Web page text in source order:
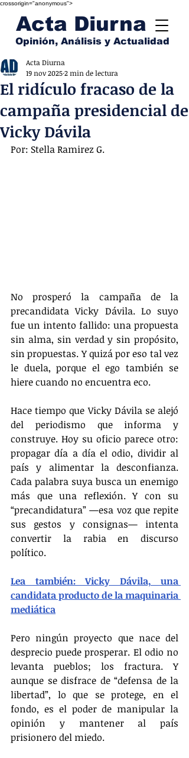
crossorigin="anonymous">
Acta Diurna
Opinión, Análisis y Actualidad
El ridículo fracaso de la
campaña presidencial de
Vicky Dávila
Acta Diurna
19 nov 20252 min de lectura
Por: Stella Ramirez G.
No prosperó la campaña de la
precandidata Vicky Dávila. Lo suyo
fue un intento fallido: una propuesta
sin alma, sin verdad y sin propósito,
sin propuestas. Y quizá por eso tal vez
le duela, porque el ego también se
hiere cuando no encuentra eco.
Hace tiempo que Vicky Dávila se alejó
del periodismo que informa y
construye. Hoy su oficio parece otro:
propagar día a día el odio, dividir al
país y alimentar la desconfianza.
Cada palabra suya busca un enemigo
más que una reflexión. Y con su
“precandidatura” —esa voz que repite
sus gestos y consignas— intenta
convertir la rabia en discurso
político.
Lea también: Vicky Dávila, una
candidata producto de la maquinaria
mediática
Pero ningún proyecto que nace del
desprecio puede prosperar. El odio no
levanta pueblos; los fractura. Y
aunque se disfrace de “defensa de la
libertad”, lo que se protege, en el
fondo, es el poder de manipular la
opinión y mantener al país
prisionero del miedo.